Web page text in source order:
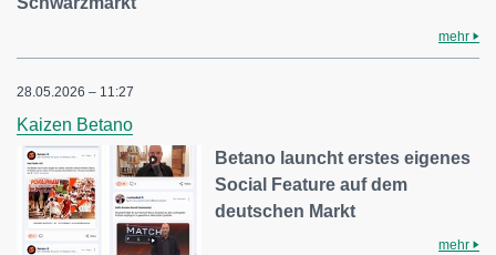
mehr
28.05.2026 – 11:27
Kaizen Betano
Betano launcht erstes eigenes
Social Feature auf dem
deutschen Markt
mehr